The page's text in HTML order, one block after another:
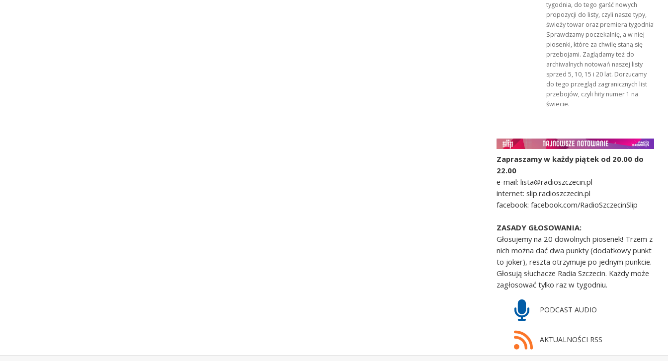
tygodnia, do tego garść nowych
propozycji do listy, czyli nasze typy,
świeży towar oraz premiera tygodnia!
Sprawdzamy poczekalnię, a w niej
piosenki, które za chwilę staną się
przebojami. Zaglądamy też do
archiwalnych notowań naszej listy
sprzed 5, 10, 15 i 20 lat. Dorzucamy
do tego przegląd zagranicznych list
przebojów, czyli hity numer 1 na
świecie.
Zapraszamy w każdy piątek od 20.00 do
22.00
e-mail: lista@radioszczecin.pl
internet: slip.radioszczecin.pl
facebook: facebook.com/RadioSzczecinSlip
ZASADY GŁOSOWANIA:
Głosujemy na 20 dowolnych piosenek! Trzem z
nich można dać dwa punkty (dodatkowy punkt
to joker), reszta otrzymuje po jednym punkcie.
Głosują słuchacze Radia Szczecin. Każdy może
zagłosować tylko raz w tygodniu.
PODCAST AUDIO
AKTUALNOŚCI RSS